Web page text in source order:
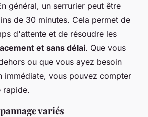
général, un serrurier peut être
de 30 minutes. Cela permet de
d'attente et de résoudre les
et sans délai. Que vous
ou que vous ayez besoin
immédiate, vous pouvez compter
rapide.
variés